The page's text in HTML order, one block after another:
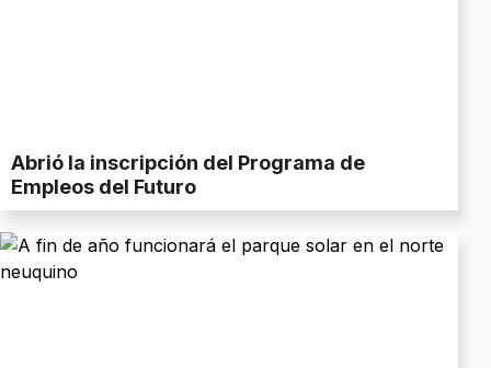
Abrió la inscripción del Programa de
Empleos del Futuro